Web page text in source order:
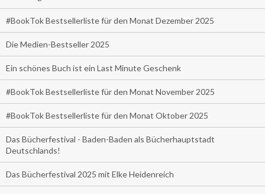
#BookTok Bestsellerliste für den Monat Dezember 2025
Die Medien-Bestseller 2025
Ein schönes Buch ist ein Last Minute Geschenk
#BookTok Bestsellerliste für den Monat November 2025
#BookTok Bestsellerliste für den Monat Oktober 2025
Das Bücherfestival - Baden-Baden als Bücherhauptstadt
Deutschlands!
Das Bücherfestival 2025 mit Elke Heidenreich